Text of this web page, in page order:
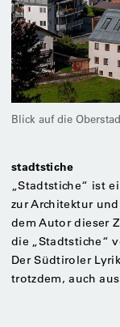
Blick auf die
stadtstiche
„Stadtstiche“ ist
zur Architektur
dem Autor dieser
die „Stadtstiche“
Der Südtiroler
trotzdem, auch